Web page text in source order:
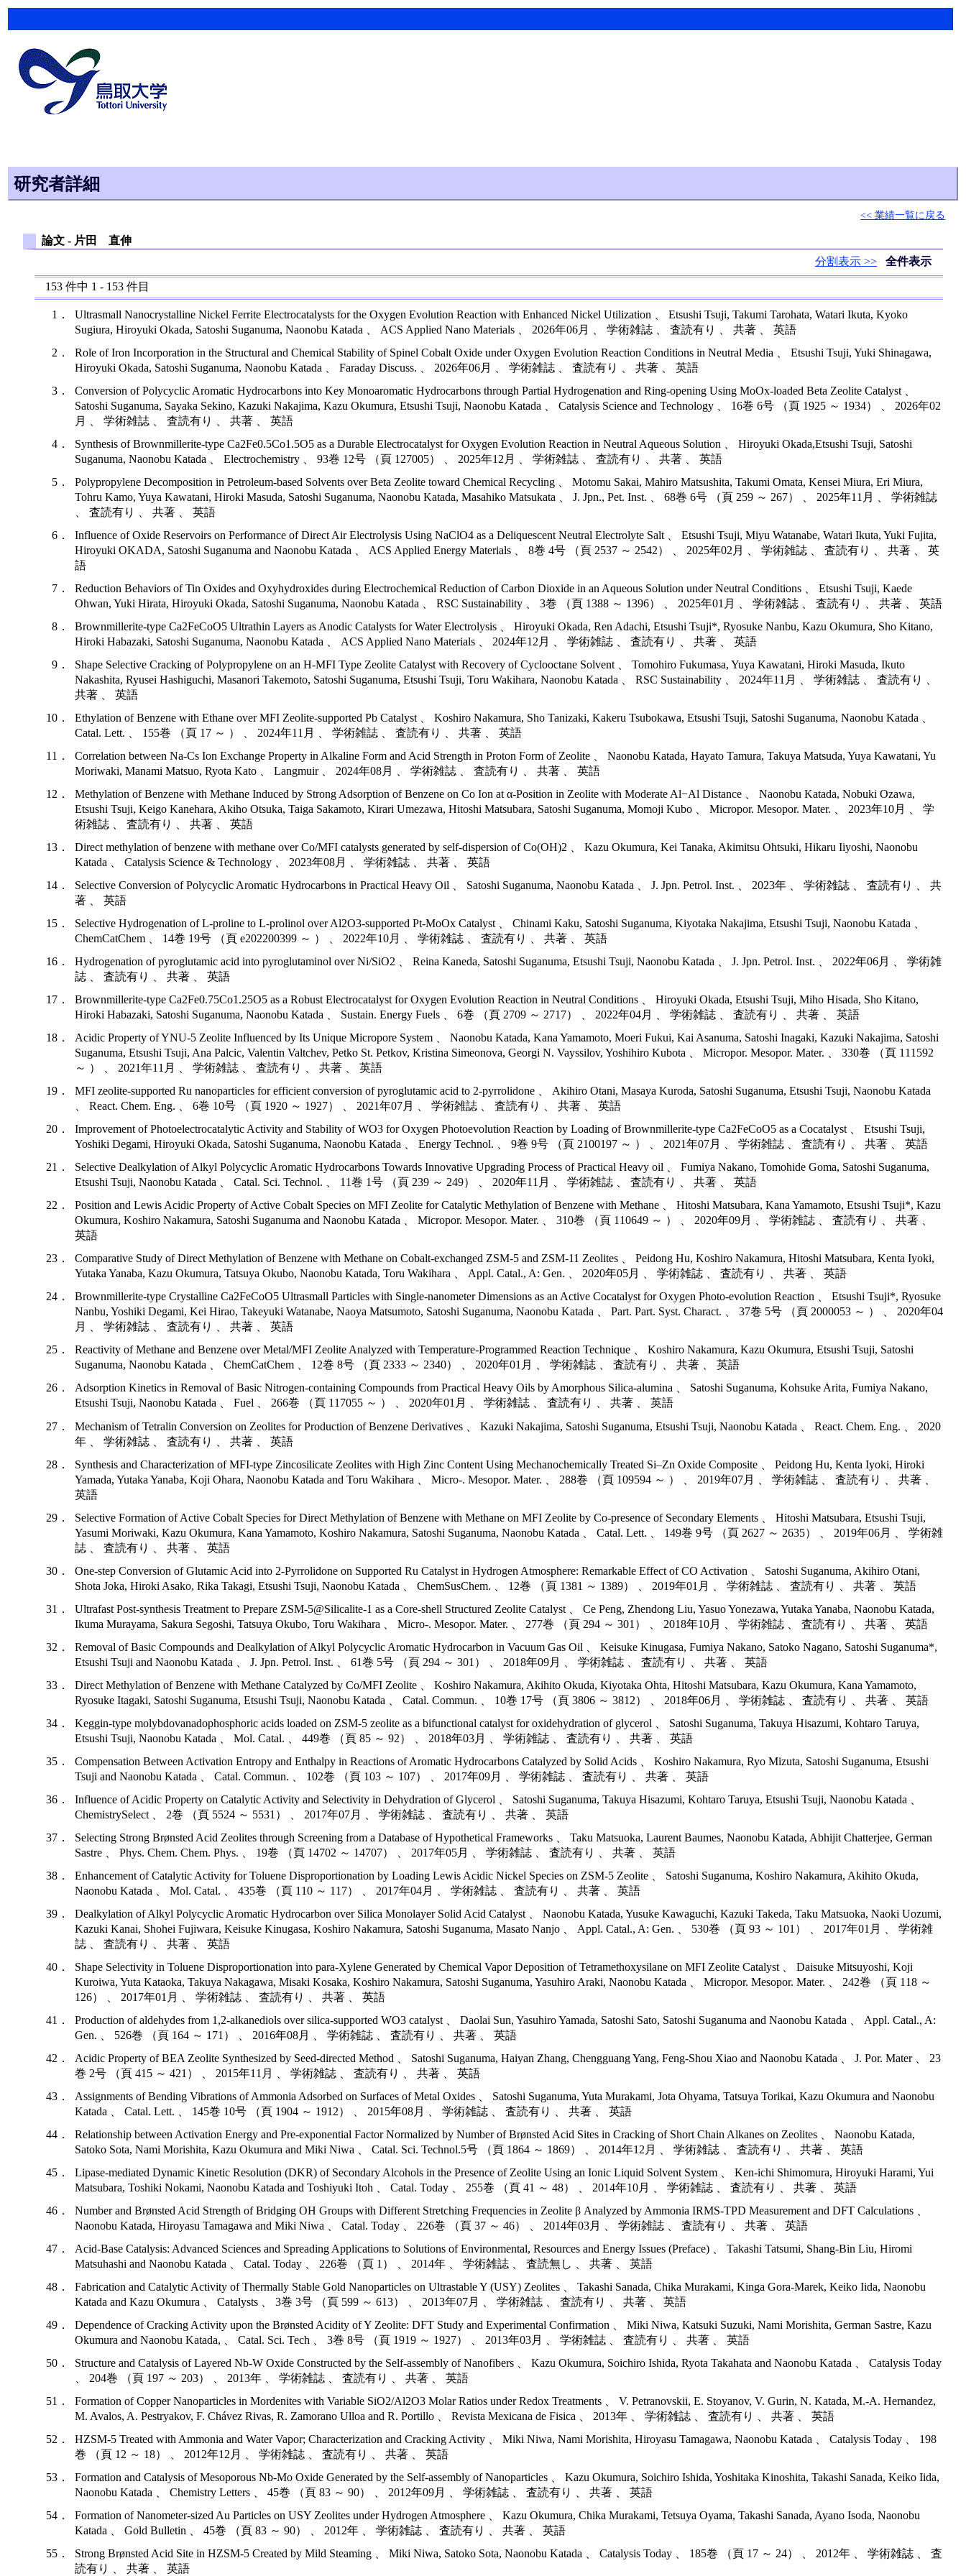
研究者詳細
<< 業績一覧に戻る
論文 - 片田 直伸
分割表示 >>
全件表示
153件中 1 - 153件目
1．
Ultrasmall Nanocrystalline Nickel Ferrite Electrocatalysts for the Oxygen Evolution Reaction with Enhanced Nickel Utilization 、 Etsushi Tsuji, Takumi Tarohata, Watari Ikuta, Kyoko
Sugiura, Hiroyuki Okada, Satoshi Suganuma, Naonobu Katada 、 ACS Applied Nano Materials 、 2026年06月 、 学術雑誌 、 査読有り 、 共著 、 英語
2．
Role of Iron Incorporation in the Structural and Chemical Stability of Spinel Cobalt Oxide under Oxygen Evolution Reaction Conditions in Neutral Media 、 Etsushi Tsuji, Yuki Shinagawa,
Hiroyuki Okada, Satoshi Suganuma, Naonobu Katada 、 Faraday Discuss. 、 2026年06月 、 学術雑誌 、 査読有り 、 共著 、 英語
3．
Conversion of Polycyclic Aromatic Hydrocarbons into Key Monoaromatic Hydrocarbons through Partial Hydrogenation and Ring-opening Using MoOx-loaded Beta Zeolite Catalyst 、
Satoshi Suganuma, Sayaka Sekino, Kazuki Nakajima, Kazu Okumura, Etsushi Tsuji, Naonobu Katada 、 Catalysis Science and Technology 、 16巻 6号 （頁 1925 ～ 1934） 、 2026年02
月 、 学術雑誌 、 査読有り 、 共著 、 英語
4．
Synthesis of Brownmillerite-type Ca2Fe0.5Co1.5O5 as a Durable Electrocatalyst for Oxygen Evolution Reaction in Neutral Aqueous Solution 、 Hiroyuki Okada,Etsushi Tsuji, Satoshi
Suganuma, Naonobu Katada 、 Electrochemistry 、 93巻 12号 （頁 127005） 、 2025年12月 、 学術雑誌 、 査読有り 、 共著 、 英語
5．
Polypropylene Decomposition in Petroleum-based Solvents over Beta Zeolite toward Chemical Recycling 、 Motomu Sakai, Mahiro Matsushita, Takumi Omata, Kensei Miura, Eri Miura,
Tohru Kamo, Yuya Kawatani, Hiroki Masuda, Satoshi Suganuma, Naonobu Katada, Masahiko Matsukata 、 J. Jpn., Pet. Inst. 、 68巻 6号 （頁 259 ～ 267） 、 2025年11月 、 学術雑誌
、 査読有り 、 共著 、 英語
6．
Influence of Oxide Reservoirs on Performance of Direct Air Electrolysis Using NaClO4 as a Deliquescent Neutral Electrolyte Salt 、 Etsushi Tsuji, Miyu Watanabe, Watari Ikuta, Yuki Fujita,
Hiroyuki OKADA, Satoshi Suganuma and Naonobu Katada 、 ACS Applied Energy Materials 、 8巻 4号 （頁 2537 ～ 2542） 、 2025年02月 、 学術雑誌 、 査読有り 、 共著 、 英
語
7．
Reduction Behaviors of Tin Oxides and Oxyhydroxides during Electrochemical Reduction of Carbon Dioxide in an Aqueous Solution under Neutral Conditions 、 Etsushi Tsuji, Kaede
Ohwan, Yuki Hirata, Hiroyuki Okada, Satoshi Suganuma, Naonobu Katada 、 RSC Sustainability 、 3巻 （頁 1388 ～ 1396） 、 2025年01月 、 学術雑誌 、 査読有り 、 共著 、 英語
8．
Brownmillerite-type Ca2FeCoO5 Ultrathin Layers as Anodic Catalysts for Water Electrolysis 、 Hiroyuki Okada, Ren Adachi, Etsushi Tsuji*, Ryosuke Nanbu, Kazu Okumura, Sho Kitano,
Hiroki Habazaki, Satoshi Suganuma, Naonobu Katada 、 ACS Applied Nano Materials 、 2024年12月 、 学術雑誌 、 査読有り 、 共著 、 英語
9．
Shape Selective Cracking of Polypropylene on an H-MFI Type Zeolite Catalyst with Recovery of Cyclooctane Solvent 、 Tomohiro Fukumasa, Yuya Kawatani, Hiroki Masuda, Ikuto
Nakashita, Ryusei Hashiguchi, Masanori Takemoto, Satoshi Suganuma, Etsushi Tsuji, Toru Wakihara, Naonobu Katada 、 RSC Sustainability 、 2024年11月 、 学術雑誌 、 査読有り 、
共著 、 英語
10．
Ethylation of Benzene with Ethane over MFI Zeolite-supported Pb Catalyst 、 Koshiro Nakamura, Sho Tanizaki, Kakeru Tsubokawa, Etsushi Tsuji, Satoshi Suganuma, Naonobu Katada 、
Catal. Lett. 、 155巻 （頁 17 ～ ） 、 2024年11月 、 学術雑誌 、 査読有り 、 共著 、 英語
11．
Correlation between Na-Cs Ion Exchange Property in Alkaline Form and Acid Strength in Proton Form of Zeolite 、 Naonobu Katada, Hayato Tamura, Takuya Matsuda, Yuya Kawatani, Yu
Moriwaki, Manami Matsuo, Ryota Kato 、 Langmuir 、 2024年08月 、 学術雑誌 、 査読有り 、 共著 、 英語
12．
Methylation of Benzene with Methane Induced by Strong Adsorption of Benzene on Co Ion at α-Position in Zeolite with Moderate Al−Al Distance 、 Naonobu Katada, Nobuki Ozawa,
Etsushi Tsuji, Keigo Kanehara, Akiho Otsuka, Taiga Sakamoto, Kirari Umezawa, Hitoshi Matsubara, Satoshi Suganuma, Momoji Kubo 、 Micropor. Mesopor. Mater. 、 2023年10月 、 学
術雑誌 、 査読有り 、 共著 、 英語
13．
Direct methylation of benzene with methane over Co/MFI catalysts generated by self-dispersion of Co(OH)2 、 Kazu Okumura, Kei Tanaka, Akimitsu Ohtsuki, Hikaru Iiyoshi, Naonobu
Katada 、 Catalysis Science & Technology 、 2023年08月 、 学術雑誌 、 共著 、 英語
14．
Selective Conversion of Polycyclic Aromatic Hydrocarbons in Practical Heavy Oil 、 Satoshi Suganuma, Naonobu Katada 、 J. Jpn. Petrol. Inst. 、 2023年 、 学術雑誌 、 査読有り 、 共
著 、 英語
15．
Selective Hydrogenation of L-proline to L-prolinol over Al2O3-supported Pt-MoOx Catalyst 、 Chinami Kaku, Satoshi Suganuma, Kiyotaka Nakajima, Etsushi Tsuji, Naonobu Katada 、
ChemCatChem 、 14巻 19号 （頁 e202200399 ～ ） 、 2022年10月 、 学術雑誌 、 査読有り 、 共著 、 英語
16．
Hydrogenation of pyroglutamic acid into pyroglutaminol over Ni/SiO2 、 Reina Kaneda, Satoshi Suganuma, Etsushi Tsuji, Naonobu Katada 、 J. Jpn. Petrol. Inst. 、 2022年06月 、 学術雑
誌 、 査読有り 、 共著 、 英語
17．
Brownmillerite-type Ca2Fe0.75Co1.25O5 as a Robust Electrocatalyst for Oxygen Evolution Reaction in Neutral Conditions 、 Hiroyuki Okada, Etsushi Tsuji, Miho Hisada, Sho Kitano,
Hiroki Habazaki, Satoshi Suganuma, Naonobu Katada 、 Sustain. Energy Fuels 、 6巻 （頁 2709 ～ 2717） 、 2022年04月 、 学術雑誌 、 査読有り 、 共著 、 英語
18．
Acidic Property of YNU-5 Zeolite Influenced by Its Unique Micropore System 、 Naonobu Katada, Kana Yamamoto, Moeri Fukui, Kai Asanuma, Satoshi Inagaki, Kazuki Nakajima, Satoshi
Suganuma, Etsushi Tsuji, Ana Palcic, Valentin Valtchev, Petko St. Petkov, Kristina Simeonova, Georgi N. Vayssilov, Yoshihiro Kubota 、 Micropor. Mesopor. Mater. 、 330巻 （頁 111592
～ ） 、 2021年11月 、 学術雑誌 、 査読有り 、 共著 、 英語
19．
MFI zeolite-supported Ru nanoparticles for efficient conversion of pyroglutamic acid to 2-pyrrolidone 、 Akihiro Otani, Masaya Kuroda, Satoshi Suganuma, Etsushi Tsuji, Naonobu Katada
、 React. Chem. Eng. 、 6巻 10号 （頁 1920 ～ 1927） 、 2021年07月 、 学術雑誌 、 査読有り 、 共著 、 英語
20．
Improvement of Photoelectrocatalytic Activity and Stability of WO3 for Oxygen Photoevolution Reaction by Loading of Brownmillerite-type Ca2FeCoO5 as a Cocatalyst 、 Etsushi Tsuji,
Yoshiki Degami, Hiroyuki Okada, Satoshi Suganuma, Naonobu Katada 、 Energy Technol. 、 9巻 9号 （頁 2100197 ～ ） 、 2021年07月 、 学術雑誌 、 査読有り 、 共著 、 英語
21．
Selective Dealkylation of Alkyl Polycyclic Aromatic Hydrocarbons Towards Innovative Upgrading Process of Practical Heavy oil 、 Fumiya Nakano, Tomohide Goma, Satoshi Suganuma,
Etsushi Tsuji, Naonobu Katada 、 Catal. Sci. Technol. 、 11巻 1号 （頁 239 ～ 249） 、 2020年11月 、 学術雑誌 、 査読有り 、 共著 、 英語
22．
Position and Lewis Acidic Property of Active Cobalt Species on MFI Zeolite for Catalytic Methylation of Benzene with Methane 、 Hitoshi Matsubara, Kana Yamamoto, Etsushi Tsuji*, Kazu
Okumura, Koshiro Nakamura, Satoshi Suganuma and Naonobu Katada 、 Micropor. Mesopor. Mater. 、 310巻 （頁 110649 ～ ） 、 2020年09月 、 学術雑誌 、 査読有り 、 共著 、
英語
23．
Comparative Study of Direct Methylation of Benzene with Methane on Cobalt-exchanged ZSM-5 and ZSM-11 Zeolites 、 Peidong Hu, Koshiro Nakamura, Hitoshi Matsubara, Kenta Iyoki,
Yutaka Yanaba, Kazu Okumura, Tatsuya Okubo, Naonobu Katada, Toru Wakihara 、 Appl. Catal., A: Gen. 、 2020年05月 、 学術雑誌 、 査読有り 、 共著 、 英語
24．
Brownmillerite-type Crystalline Ca2FeCoO5 Ultrasmall Particles with Single-nanometer Dimensions as an Active Cocatalyst for Oxygen Photo-evolution Reaction 、 Etsushi Tsuji*, Ryosuke
Nanbu, Yoshiki Degami, Kei Hirao, Takeyuki Watanabe, Naoya Matsumoto, Satoshi Suganuma, Naonobu Katada 、 Part. Part. Syst. Charact. 、 37巻 5号 （頁 2000053 ～ ） 、 2020年04
月 、 学術雑誌 、 査読有り 、 共著 、 英語
25．
Reactivity of Methane and Benzene over Metal/MFI Zeolite Analyzed with Temperature-Programmed Reaction Technique 、 Koshiro Nakamura, Kazu Okumura, Etsushi Tsuji, Satoshi
Suganuma, Naonobu Katada 、 ChemCatChem 、 12巻 8号 （頁 2333 ～ 2340） 、 2020年01月 、 学術雑誌 、 査読有り 、 共著 、 英語
26．
Adsorption Kinetics in Removal of Basic Nitrogen-containing Compounds from Practical Heavy Oils by Amorphous Silica-alumina 、 Satoshi Suganuma, Kohsuke Arita, Fumiya Nakano,
Etsushi Tsuji, Naonobu Katada 、 Fuel 、 266巻 （頁 117055 ～ ） 、 2020年01月 、 学術雑誌 、 査読有り 、 共著 、 英語
27．
Mechanism of Tetralin Conversion on Zeolites for Production of Benzene Derivatives 、 Kazuki Nakajima, Satoshi Suganuma, Etsushi Tsuji, Naonobu Katada 、 React. Chem. Eng. 、 2020
年 、 学術雑誌 、 査読有り 、 共著 、 英語
28．
Synthesis and Characterization of MFI-type Zincosilicate Zeolites with High Zinc Content Using Mechanochemically Treated Si–Zn Oxide Composite 、 Peidong Hu, Kenta Iyoki, Hiroki
Yamada, Yutaka Yanaba, Koji Ohara, Naonobu Katada and Toru Wakihara 、 Micro-. Mesopor. Mater. 、 288巻 （頁 109594 ～ ） 、 2019年07月 、 学術雑誌 、 査読有り 、 共著 、
英語
29．
Selective Formation of Active Cobalt Species for Direct Methylation of Benzene with Methane on MFI Zeolite by Co-presence of Secondary Elements 、 Hitoshi Matsubara, Etsushi Tsuji,
Yasumi Moriwaki, Kazu Okumura, Kana Yamamoto, Koshiro Nakamura, Satoshi Suganuma, Naonobu Katada 、 Catal. Lett. 、 149巻 9号 （頁 2627 ～ 2635） 、 2019年06月 、 学術雑
誌 、 査読有り 、 共著 、 英語
30．
One-step Conversion of Glutamic Acid into 2-Pyrrolidone on Supported Ru Catalyst in Hydrogen Atmosphere: Remarkable Effect of CO Activation 、 Satoshi Suganuma, Akihiro Otani,
Shota Joka, Hiroki Asako, Rika Takagi, Etsushi Tsuji, Naonobu Katada 、 ChemSusChem. 、 12巻 （頁 1381 ～ 1389） 、 2019年01月 、 学術雑誌 、 査読有り 、 共著 、 英語
31．
Ultrafast Post-synthesis Treatment to Prepare ZSM-5@Silicalite-1 as a Core-shell Structured Zeolite Catalyst 、 Ce Peng, Zhendong Liu, Yasuo Yonezawa, Yutaka Yanaba, Naonobu Katada,
Ikuma Murayama, Sakura Segoshi, Tatsuya Okubo, Toru Wakihara 、 Micro-. Mesopor. Mater. 、 277巻 （頁 294 ～ 301） 、 2018年10月 、 学術雑誌 、 査読有り 、 共著 、 英語
32．
Removal of Basic Compounds and Dealkylation of Alkyl Polycyclic Aromatic Hydrocarbon in Vacuum Gas Oil 、 Keisuke Kinugasa, Fumiya Nakano, Satoko Nagano, Satoshi Suganuma*,
Etsushi Tsuji and Naonobu Katada 、 J. Jpn. Petrol. Inst. 、 61巻 5号 （頁 294 ～ 301） 、 2018年09月 、 学術雑誌 、 査読有り 、 共著 、 英語
33．
Direct Methylation of Benzene with Methane Catalyzed by Co/MFI Zeolite 、 Koshiro Nakamura, Akihito Okuda, Kiyotaka Ohta, Hitoshi Matsubara, Kazu Okumura, Kana Yamamoto,
Ryosuke Itagaki, Satoshi Suganuma, Etsushi Tsuji, Naonobu Katada 、 Catal. Commun. 、 10巻 17号 （頁 3806 ～ 3812） 、 2018年06月 、 学術雑誌 、 査読有り 、 共著 、 英語
34．
Keggin-type molybdovanadophosphoric acids loaded on ZSM-5 zeolite as a bifunctional catalyst for oxidehydration of glycerol 、 Satoshi Suganuma, Takuya Hisazumi, Kohtaro Taruya,
Etsushi Tsuji, Naonobu Katada 、 Mol. Catal. 、 449巻 （頁 85 ～ 92） 、 2018年03月 、 学術雑誌 、 査読有り 、 共著 、 英語
35．
Compensation Between Activation Entropy and Enthalpy in Reactions of Aromatic Hydrocarbons Catalyzed by Solid Acids 、 Koshiro Nakamura, Ryo Mizuta, Satoshi Suganuma, Etsushi
Tsuji and Naonobu Katada 、 Catal. Commun. 、 102巻 （頁 103 ～ 107） 、 2017年09月 、 学術雑誌 、 査読有り 、 共著 、 英語
36．
Influence of Acidic Property on Catalytic Activity and Selectivity in Dehydration of Glycerol 、 Satoshi Suganuma, Takuya Hisazumi, Kohtaro Taruya, Etsushi Tsuji, Naonobu Katada 、
ChemistrySelect 、 2巻 （頁 5524 ～ 5531） 、 2017年07月 、 学術雑誌 、 査読有り 、 共著 、 英語
37．
Selecting Strong Brønsted Acid Zeolites through Screening from a Database of Hypothetical Frameworks 、 Taku Matsuoka, Laurent Baumes, Naonobu Katada, Abhijit Chatterjee, German
Sastre 、 Phys. Chem. Chem. Phys. 、 19巻 （頁 14702 ～ 14707） 、 2017年05月 、 学術雑誌 、 査読有り 、 共著 、 英語
38．
Enhancement of Catalytic Activity for Toluene Disproportionation by Loading Lewis Acidic Nickel Species on ZSM-5 Zeolite 、 Satoshi Suganuma, Koshiro Nakamura, Akihito Okuda,
Naonobu Katada 、 Mol. Catal. 、 435巻 （頁 110 ～ 117） 、 2017年04月 、 学術雑誌 、 査読有り 、 共著 、 英語
39．
Dealkylation of Alkyl Polycyclic Aromatic Hydrocarbon over Silica Monolayer Solid Acid Catalyst 、 Naonobu Katada, Yusuke Kawaguchi, Kazuki Takeda, Taku Matsuoka, Naoki Uozumi,
Kazuki Kanai, Shohei Fujiwara, Keisuke Kinugasa, Koshiro Nakamura, Satoshi Suganuma, Masato Nanjo 、 Appl. Catal., A: Gen. 、 530巻 （頁 93 ～ 101） 、 2017年01月 、 学術雑
誌 、 査読有り 、 共著 、 英語
40．
Shape Selectivity in Toluene Disproportionation into para-Xylene Generated by Chemical Vapor Deposition of Tetramethoxysilane on MFI Zeolite Catalyst 、 Daisuke Mitsuyoshi, Koji
Kuroiwa, Yuta Kataoka, Takuya Nakagawa, Misaki Kosaka, Koshiro Nakamura, Satoshi Suganuma, Yasuhiro Araki, Naonobu Katada 、 Micropor. Mesopor. Mater. 、 242巻 （頁 118 ～
126） 、 2017年01月 、 学術雑誌 、 査読有り 、 共著 、 英語
41．
Production of aldehydes from 1,2-alkanediols over silica-supported WO3 catalyst 、 Daolai Sun, Yasuhiro Yamada, Satoshi Sato, Satoshi Suganuma and Naonobu Katada 、 Appl. Catal., A:
Gen. 、 526巻 （頁 164 ～ 171） 、 2016年08月 、 学術雑誌 、 査読有り 、 共著 、 英語
42．
Acidic Property of BEA Zeolite Synthesized by Seed-directed Method 、 Satoshi Suganuma, Haiyan Zhang, Chengguang Yang, Feng-Shou Xiao and Naonobu Katada 、 J. Por. Mater 、 23
巻 2号 （頁 415 ～ 421） 、 2015年11月 、 学術雑誌 、 査読有り 、 共著 、 英語
43．
Assignments of Bending Vibrations of Ammonia Adsorbed on Surfaces of Metal Oxides 、 Satoshi Suganuma, Yuta Murakami, Jota Ohyama, Tatsuya Torikai, Kazu Okumura and Naonobu
Katada 、 Catal. Lett. 、 145巻 10号 （頁 1904 ～ 1912） 、 2015年08月 、 学術雑誌 、 査読有り 、 共著 、 英語
44．
Relationship between Activation Energy and Pre-exponential Factor Normalized by Number of Brønsted Acid Sites in Cracking of Short Chain Alkanes on Zeolites 、 Naonobu Katada,
Satoko Sota, Nami Morishita, Kazu Okumura and Miki Niwa 、 Catal. Sci. Technol.5号 （頁 1864 ～ 1869） 、 2014年12月 、 学術雑誌 、 査読有り 、 共著 、 英語
45．
Lipase-mediated Dynamic Kinetic Resolution (DKR) of Secondary Alcohols in the Presence of Zeolite Using an Ionic Liquid Solvent System 、 Ken-ichi Shimomura, Hiroyuki Harami, Yui
Matsubara, Toshiki Nokami, Naonobu Katada and Toshiyuki Itoh 、 Catal. Today 、 255巻 （頁 41 ～ 48） 、 2014年10月 、 学術雑誌 、 査読有り 、 共著 、 英語
46．
Number and Brønsted Acid Strength of Bridging OH Groups with Different Stretching Frequencies in Zeolite β Analyzed by Ammonia IRMS-TPD Measurement and DFT Calculations 、
Naonobu Katada, Hiroyasu Tamagawa and Miki Niwa 、 Catal. Today 、 226巻 （頁 37 ～ 46） 、 2014年03月 、 学術雑誌 、 査読有り 、 共著 、 英語
47．
Acid-Base Catalysis: Advanced Sciences and Spreading Applications to Solutions of Environmental, Resources and Energy Issues (Preface) 、 Takashi Tatsumi, Shang-Bin Liu, Hiromi
Matsuhashi and Naonobu Katada 、 Catal. Today 、 226巻 （頁 1） 、 2014年 、 学術雑誌 、 査読無し 、 共著 、 英語
48．
Fabrication and Catalytic Activity of Thermally Stable Gold Nanoparticles on Ultrastable Y (USY) Zeolites 、 Takashi Sanada, Chika Murakami, Kinga Gora-Marek, Keiko Iida, Naonobu
Katada and Kazu Okumura 、 Catalysts 、 3巻 3号 （頁 599 ～ 613） 、 2013年07月 、 学術雑誌 、 査読有り 、 共著 、 英語
49．
Dependence of Cracking Activity upon the Brønsted Acidity of Y Zeolite: DFT Study and Experimental Confirmation 、 Miki Niwa, Katsuki Suzuki, Nami Morishita, German Sastre, Kazu
Okumura and Naonobu Katada, 、 Catal. Sci. Tech 、 3巻 8号 （頁 1919 ～ 1927） 、 2013年03月 、 学術雑誌 、 査読有り 、 共著 、 英語
50．
Structure and Catalysis of Layered Nb-W Oxide Constructed by the Self-assembly of Nanofibers 、 Kazu Okumura, Soichiro Ishida, Ryota Takahata and Naonobu Katada 、 Catalysis Today
、 204巻 （頁 197 ～ 203） 、 2013年 、 学術雑誌 、 査読有り 、 共著 、 英語
51．
Formation of Copper Nanoparticles in Mordenites with Variable SiO2/Al2O3 Molar Ratios under Redox Treatments 、 V. Petranovskii, E. Stoyanov, V. Gurin, N. Katada, M.-A. Hernandez,
M. Avalos, A. Pestryakov, F. Chávez Rivas, R. Zamorano Ulloa and R. Portillo 、 Revista Mexicana de Fisica 、 2013年 、 学術雑誌 、 査読有り 、 共著 、 英語
52．
HZSM-5 Treated with Ammonia and Water Vapor; Characterization and Cracking Activity 、 Miki Niwa, Nami Morishita, Hiroyasu Tamagawa, Naonobu Katada 、 Catalysis Today 、 198
巻 （頁 12 ～ 18） 、 2012年12月 、 学術雑誌 、 査読有り 、 共著 、 英語
53．
Formation and Catalysis of Mesoporous Nb-Mo Oxide Generated by the Self-assembly of Nanoparticles 、 Kazu Okumura, Soichiro Ishida, Yoshitaka Kinoshita, Takashi Sanada, Keiko Iida,
Naonobu Katada 、 Chemistry Letters 、 45巻 （頁 83 ～ 90） 、 2012年09月 、 学術雑誌 、 査読有り 、 共著 、 英語
54．
Formation of Nanometer-sized Au Particles on USY Zeolites under Hydrogen Atmosphere 、 Kazu Okumura, Chika Murakami, Tetsuya Oyama, Takashi Sanada, Ayano Isoda, Naonobu
Katada 、 Gold Bulletin 、 45巻 （頁 83 ～ 90） 、 2012年 、 学術雑誌 、 査読有り 、 共著 、 英語
55．
Strong Brønsted Acid Site in HZSM-5 Created by Mild Steaming 、 Miki Niwa, Satoko Sota, Naonobu Katada 、 Catalysis Today 、 185巻 （頁 17 ～ 24） 、 2012年 、 学術雑誌 、 査
読有り 、 共著 、 英語